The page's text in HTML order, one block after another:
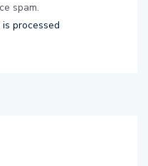
spam.
processed